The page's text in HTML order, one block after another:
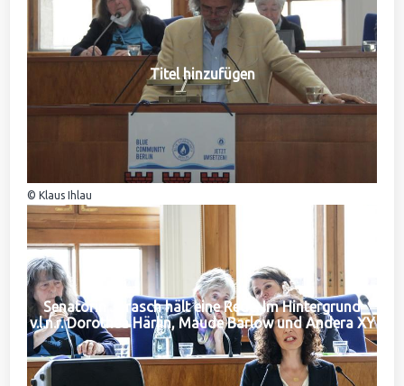
Titel hinzufügen
© Klaus Ihlau
Senatorin Jarasch hält eine Rede. Im Hintergrund
v.l.n.r. Dorothea Härlin, Maude Barlow und Andera XY